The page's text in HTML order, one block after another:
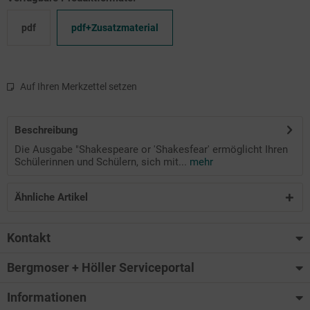
pdf pdf+Zusatzmaterial
Auf Ihren Merkzettel setzen
Beschreibung
Die Ausgabe "Shakespeare or 'Shakesfear' ermöglicht Ihren
Schülerinnen und Schülern, sich mit... mehr
Ähnliche Artikel
Kontakt
Bergmoser + Höller Serviceportal
Informationen